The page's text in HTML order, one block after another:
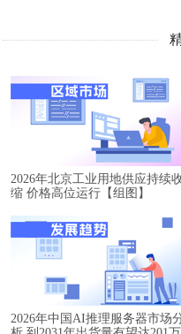
2026年北京工业用地供应持续
缩 价格高位运行【组图】
2026年中国AI推理服务器市场